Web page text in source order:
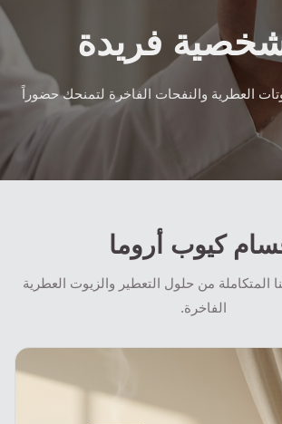
فريدة
العطرية والنفحات الفاخرة لتمنحك حضوراً
كيوب أروما
من حلول التعطير والزيوت العطرية
الفاخرة.